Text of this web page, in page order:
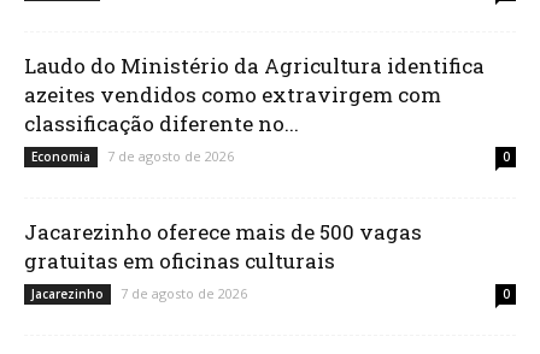
Laudo do Ministério da Agricultura identifica
azeites vendidos como extravirgem com
classificação diferente no...
Economia 7 de agosto de 2026 0
Jacarezinho oferece mais de 500 vagas
gratuitas em oficinas culturais
Jacarezinho 7 de agosto de 2026 0